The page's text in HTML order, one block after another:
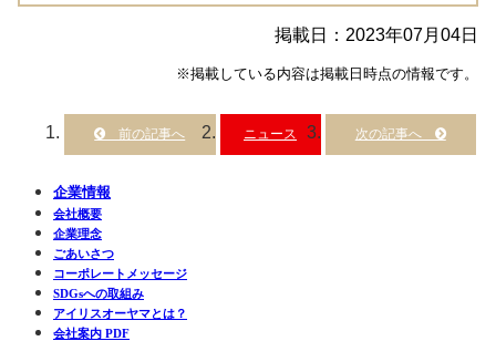
掲載日：2023年07月04日
※掲載している内容は掲載日時点の情報です。
ニュース
企業情報
会社概要
企業理念
ごあいさつ
コーポレートメッセージ
SDGsへの取組み
アイリスオーヤマとは？
会社案内 PDF